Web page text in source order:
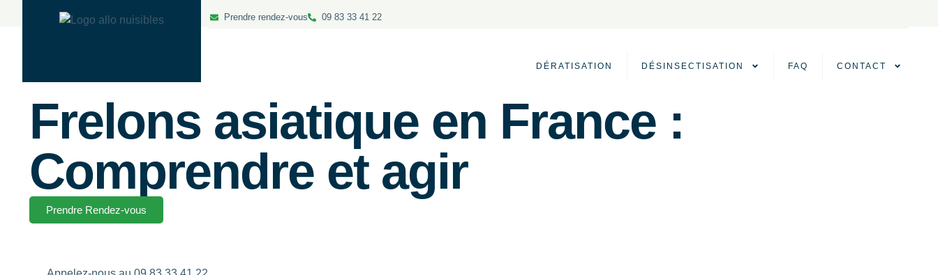
Prendre rendez-vous 09 83 33 41 22
DÉRATISATION DÉSINSECTISATION FAQ CONTACT
Frelons asiatique en France :
Comprendre et agir
Prendre Rendez-vous